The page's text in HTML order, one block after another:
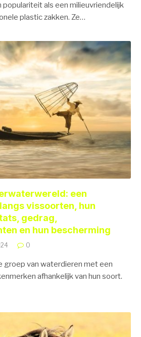
populariteit als een milieuvriendelijk
plastic zakken. Ze…
een
vissoorten, hun
gedrag,
en hun bescherming
0
groep van waterdieren met een
afhankelijk van hun soort.